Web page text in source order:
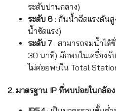
ระดับปานกลาง)
ระดับ 6 : กันน้ำฉีดแรงดัน
น้ำซัดแรง)
ระดับ 7 : สามารถจมน้ำได้
30 นาที) มักพบในเครื่อง
ไม่ค่อยพบใน Total
2. มาตรฐาน IP ที่พบบ่อยในกล้